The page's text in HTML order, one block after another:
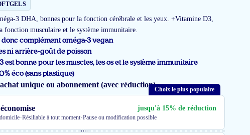
3 DHA, bonnes pour la fonction cérébrale et les yeux. +Vitamine D3,
fonction musculaire et le système immunitaire.
donc complément oméga-3 vegan
ni arrière-goût de poisson
est bonne pour les muscles, les os et le système immunitaire
éco (sans plastique)
unique ou abonnement (avec réduction)
Choix le plus populaire
jusqu'à 15% de réduction
·Résiliable à tout moment·Pause ou modification possible
ou